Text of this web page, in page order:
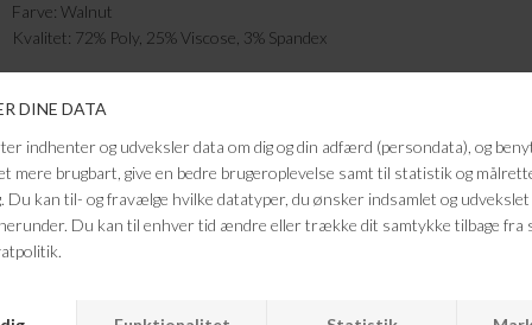
Farve: Walnut
Kvalitet: 72% Poly, 25% Viscose, 3% Spandex
VED KØB OVER 500,-
14 DAGES RETURRET
KUNDESERVICE
+46 86 60 21 22